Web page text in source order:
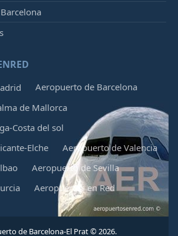
Aeropuerto de Barcelona
de Mallorca
Costa del sol
Elche
Aeropuerto de Valencia
Aeropuerto de Sevilla
Aeropuertos en Red
de Barcelona-El Prat © 2026.